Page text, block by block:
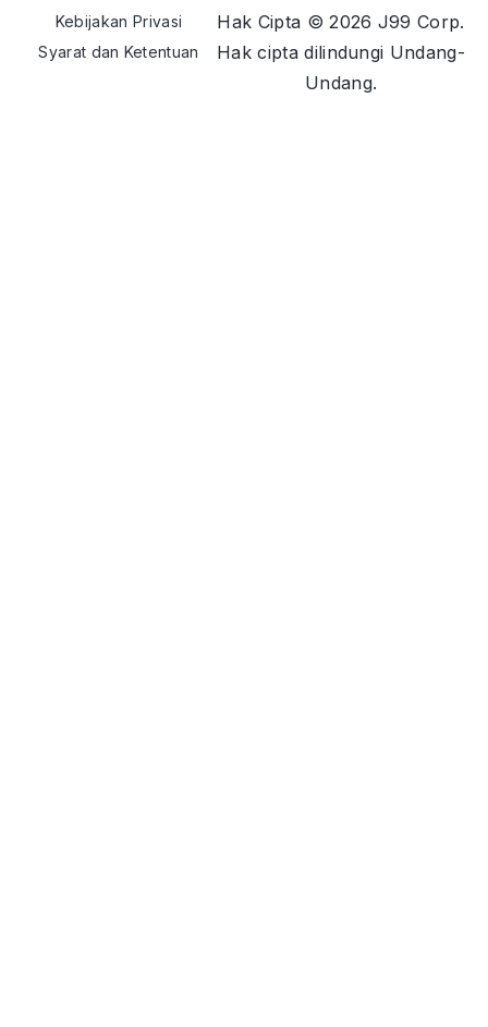
Hak Cipta © 2026 J99 Corp.
Hak cipta dilindungi Undang-
Undang.
Kebijakan Privasi
Syarat dan Ketentuan